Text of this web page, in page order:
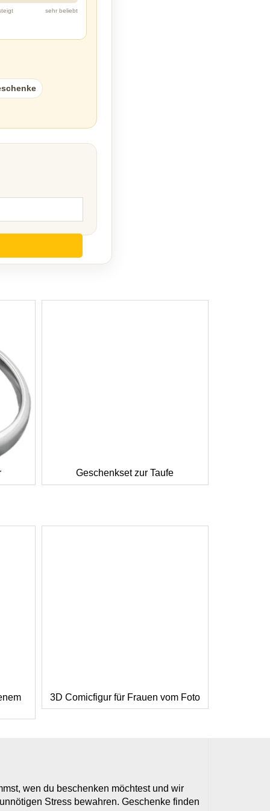
sehr beliebt
Geschenkset zur Taufe
3D Comicfigur für Frauen vom Foto
wen du beschenken möchtest und wir
Stress bewahren. Geschenke finden